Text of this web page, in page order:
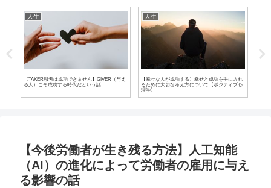
人生
【TAKER思考は成功できません】GIVER（与え
る人）こそ成功する時代だという話
人生
【幸せな人が成功する】幸せと成功を手に入れ
るために大切な考え方について【ポジティブ心
理学】
【今後労働者が生き残る方法】人工知能
（AI）の進化によって労働者の雇用に与え
る影響の話